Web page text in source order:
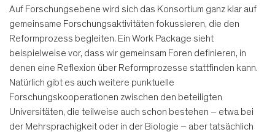
Auf Forschungsebene wird sich das Konsortium ganz klar auf
gemeinsame Forschungsaktivitäten fokussieren, die den
Reformprozess begleiten. Ein Work Package sieht
beispielweise vor, dass wir gemeinsam Foren definieren, in
denen eine Reflexion über Reformprozesse stattfinden kann.
Natürlich gibt es auch weitere punktuelle
Forschungskooperationen zwischen den beteiligten
Universitäten, die teilweise auch schon bestehen – etwa bei
der Mehrsprachigkeit oder in der Biologie – aber tatsächlich